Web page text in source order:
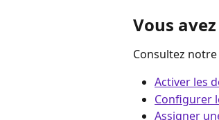
Vous
Consultez
Activer les
Configurer
Assigner